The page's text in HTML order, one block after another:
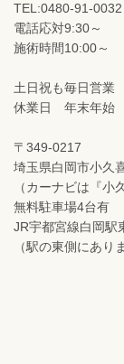
TEL:0480-91-0032
電話応対9:30～
施術時間10:00～
土日祝も毎日営業
休業日 年末年始
〒349-0217
埼玉県白岡市小久
（カーナビは『小
無料駐車場4台有
JR宇都宮線白岡駅
（駅の東側にあり